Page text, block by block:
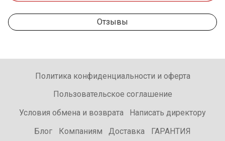
Отзывы
Политика конфиденциальности и оферта
Пользовательское соглашение
Условия обмена и возврата
Написать директору
Блог
Компаниям Доставка ГАРАНТИЯ